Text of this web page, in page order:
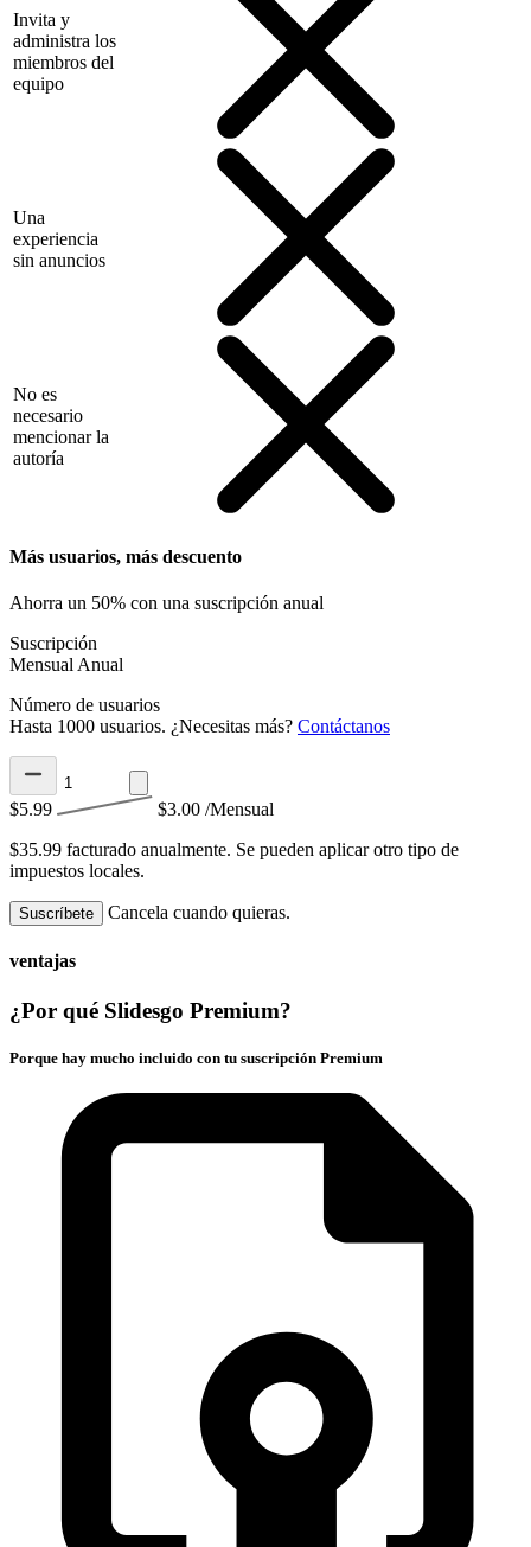
Invita y
administra los
miembros del
equipo
Una
experiencia
sin anuncios
No es
necesario
mencionar la
autoría
Más usuarios, más descuento
Ahorra un 50% con una suscripción anual
Suscripción
Mensual Anual
Número de usuarios
Hasta 1000 usuarios. ¿Necesitas más? Contáctanos
$5.99 $3.00 /Mensual
$35.99 facturado anualmente. Se pueden aplicar otro tipo de
impuestos locales.
Suscríbete Cancela cuando quieras.
ventajas
¿Por qué Slidesgo Premium?
Porque hay mucho incluido con tu suscripción Premium